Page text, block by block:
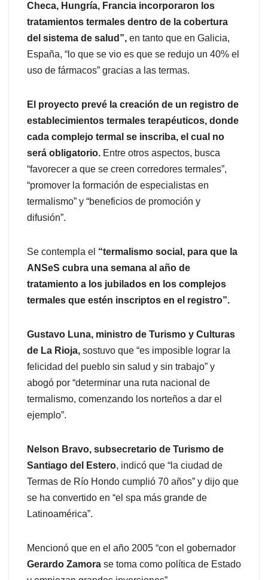
Checa, Hungría, Francia incorporaron los
tratamientos termales dentro de la cobertura
del sistema de salud”, en tanto que en Galicia,
España, “lo que se vio es que se redujo un 40% el
uso de fármacos” gracias a las termas.
El proyecto prevé la creación de un registro de
establecimientos termales terapéuticos, donde
cada complejo termal se inscriba, el cual no
será obligatorio. Entre otros aspectos, busca
“favorecer a que se creen corredores termales”,
“promover la formación de especialistas en
termalismo” y “beneficios de promoción y
difusión”.
Se contempla el “termalismo social, para que la
ANSeS cubra una semana al año de
tratamiento a los jubilados en los complejos
termales que estén inscriptos en el registro”.
Gustavo Luna, ministro de Turismo y Culturas
de La Rioja, sostuvo que “es imposible lograr la
felicidad del pueblo sin salud y sin trabajo” y
abogó por “determinar una ruta nacional de
termalismo, comenzando los norteños a dar el
ejemplo”.
Nelson Bravo, subsecretario de Turismo de
Santiago del Estero, indicó que “la ciudad de
Termas de Río Hondo cumplió 70 años” y dijo que
se ha convertido en “el spa más grande de
Latinoamérica”.
Mencionó que en el año 2005 “con el gobernador
Gerardo Zamora se toma como política de Estado